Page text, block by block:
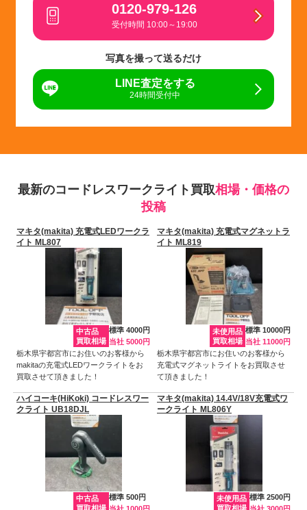
0120-979-126
受付時間 10:00～19:00
写真を撮って送るだけ
LINE査定をする
24時間受付中
最新のコードレスワークライト買取相場・価格の
投稿
マキタ(makita) 充電式LEDワークラ
イト ML807
中古品
買取相場
標準 4000円
当社 5000円
栃木県宇都宮市にお住いのお客様から
makitaの充電式LEDワークライトをお
買取させて頂きました！
マキタ(makita) 充電式マグネットラ
イト ML819
未使用品
買取相場
標準 10000円
当社 11000円
栃木県宇都宮市にお住いのお客様から
充電式マグネットライトをお買取させ
て頂きました！
ハイコーキ(HiKoki) コードレスワー
クライト UB18DJL
中古品
買取相場
標準 500円
マキタ(makita) 14.4V/18V充電式ワ
ークライト ML806Y
未使用品
買取相場
標準 2500円